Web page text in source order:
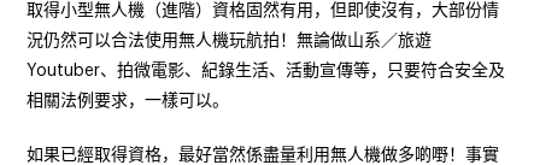
取得小型無人機（進階）資格固然有用，但即使沒有，大部份情
況仍然可以合法使用無人機玩航拍！無論做山系／旅遊
Youtuber、拍微電影、紀錄生活、活動宣傳等，只要符合安全及
相關法例要求，一樣可以。
如果已經取得資格，最好當然係盡量利用無人機做多啲嘢！事實